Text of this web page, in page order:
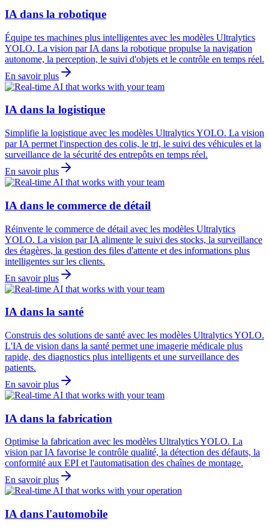
IA dans la robotique
Équipe tes machines plus intelligentes avec les modèles Ultralytics
YOLO. La vision par IA dans la robotique propulse la navigation
autonome, la perception, le suivi d'objets et le contrôle en temps réel.
En savoir plus
IA dans la logistique
Simplifie la logistique avec les modèles Ultralytics YOLO. La vision
par IA permet l'inspection des colis, le tri, le suivi des véhicules et la
surveillance de la sécurité des entrepôts en temps réel.
En savoir plus
IA dans le commerce de détail
Réinvente le commerce de détail avec les modèles Ultralytics
YOLO. La vision par IA alimente le suivi des stocks, la surveillance
des étagères, la gestion des files d'attente et des informations plus
intelligentes sur les clients.
En savoir plus
IA dans la santé
Construis des solutions de santé avec les modèles Ultralytics YOLO.
L'IA de vision dans la santé permet une imagerie médicale plus
rapide, des diagnostics plus intelligents et une surveillance des
patients.
En savoir plus
IA dans la fabrication
Optimise la fabrication avec les modèles Ultralytics YOLO. La
vision par IA favorise le contrôle qualité, la détection des défauts, la
conformité aux EPI et l'automatisation des chaînes de montage.
En savoir plus
IA dans l'automobile